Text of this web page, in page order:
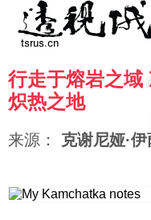
首页
国际
时政
空军
海军
陆军
财经
商业
工业
文艺
教育
美食
图片新闻
高清图片
漫画
行走于熔岩之域
炽热之地
来源： 克谢尼娅·